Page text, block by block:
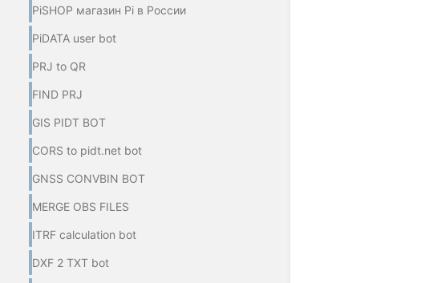
PiSHOP магазин Pi в России
PiDATA user bot
PRJ to QR
FIND PRJ
GIS PIDT BOT
CORS to pidt.net bot
GNSS CONVBIN BOT
MERGE OBS FILES
ITRF calculation bot
DXF 2 TXT bot